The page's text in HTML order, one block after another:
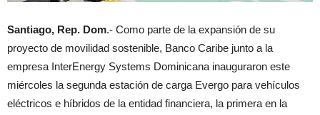
Santiago, Rep. Dom.- Como parte de la expansión de su
proyecto de movilidad sostenible, Banco Caribe junto a la
empresa InterEnergy Systems Dominicana inauguraron este
miércoles la segunda estación de carga Evergo para vehículos
eléctricos e híbridos de la entidad financiera, la primera en la